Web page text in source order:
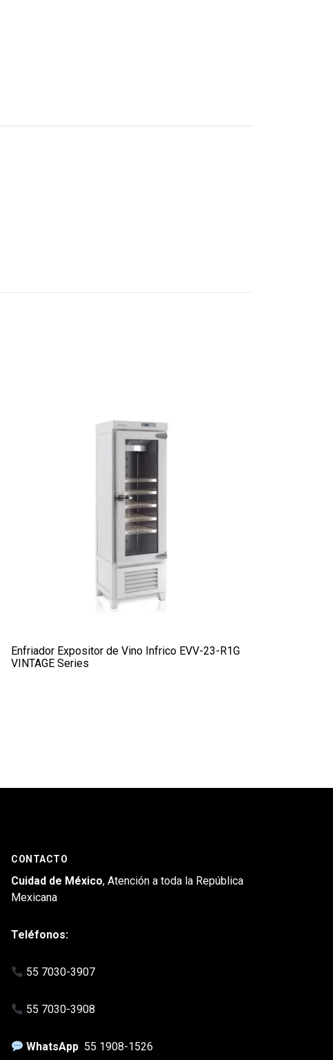
Enfriador Expositor de Vino Infrico EVV-23-R1G
VINTAGE Series
CONTACTO
Cuidad de México, Atención a toda la República
Mexicana
Teléfonos:
55 7030-3907
55 7030-3908
WhatsApp 55 1908-1526